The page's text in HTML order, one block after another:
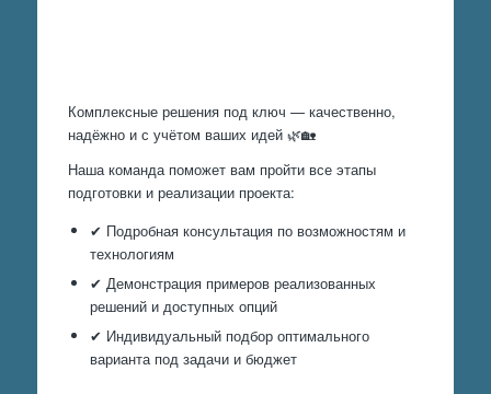
Комплексные решения под ключ — качественно,
надёжно и с учётом ваших идей 🌿🏡
Наша команда поможет вам пройти все этапы
подготовки и реализации проекта:
✔ Подробная консультация по возможностям и
технологиям
✔ Демонстрация примеров реализованных
решений и доступных опций
✔ Индивидуальный подбор оптимального
варианта под задачи и бюджет